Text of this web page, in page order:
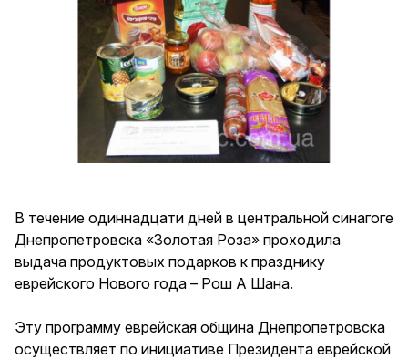
В течение одиннадцати дней в центральной синагоге
Днепропетровска «Золотая Роза» проходила
выдача продуктовых подарков к празднику
еврейского Нового года – Рош А Шана.
Эту программу еврейская община Днепропетровска
осуществляет по инициативе Президента еврейской